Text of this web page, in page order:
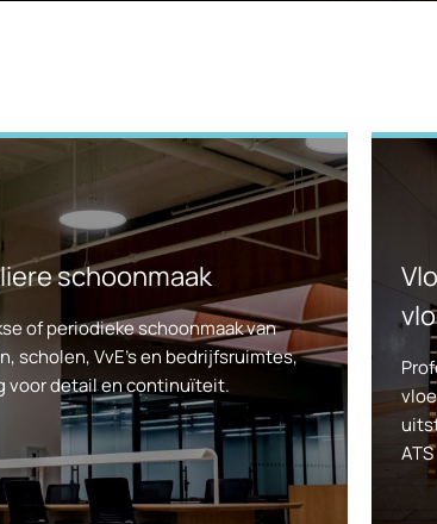
schoonmaak
of periodieke schoonmaak van
scholen, VvE’s en bedrijfsruimtes,
voor detail en continuïteit.